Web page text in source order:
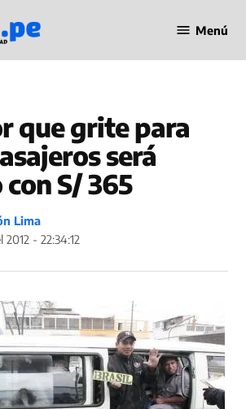
en Línea
Menú
que grite para
será
S/ 365
Lima
- 22:34:12